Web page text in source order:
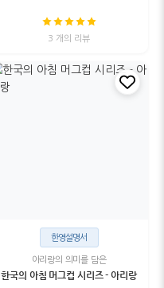
3 개의 리뷰
한영설명서
아리랑의 의미를 담은
한국의 아침 머그컵 시리즈 - 아리랑